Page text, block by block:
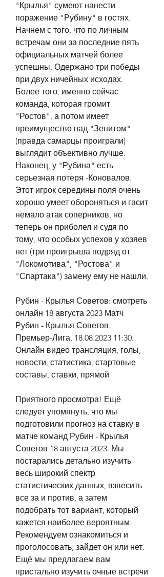
"Крылья" сумеют нанести
поражение "Рубину" в гостях.
Начнем с того, что по личным
встречам они за последние пять
официальных матчей более
успешны. Одержано три победы
при двух ничейных исходах.
Более того, именно сейчас
команда, которая громит
"Ростов", а потом имеет
преимущество над "Зенитом"
(правда самарцы проиграли)
выглядит объективно лучше.
Наконец, у "Рубина" есть
серьезная потеря -Коновалов.
Этот игрок середины поля очень
хорошо умеет обороняться и гасит
немало атак соперников, но
теперь он приболел и судя по
тому, что особых успехов у хозяев
нет (три проигрыша подряд от
"Локомотива", "Ростова" и
"Спартака") замену ему не нашли.
Рубин - Крылья Советов: смотреть
онлайн 18 августа 2023 Матч
Рубин - Крылья Советов.
Премьер-Лига, 18.08.2023 11:30.
Онлайн видео трансляция, голы,
новости, статистика, стартовые
составы, ставки, прямой
Приятного просмотра! Ещё
следует упомянуть, что мы
подготовили прогноз на ставку в
матче команд Рубин - Крылья
Советов 18 августа 2023. Мы
постарались детально изучить
весь широкий спектр
статистических данных, взвесить
все за и против, а затем
подобрать тот вариант, который
кажется наиболее вероятным.
Рекомендуем ознакомиться и
проголосовать, зайдет он или нет.
Ещё мы предлагаем вам
пристально изучить очные встречи